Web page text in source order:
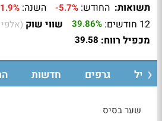
תשואות: החודש: -5.7% השנה:
12 חודשים: 39.86% שווי שוק
מכפיל רווח: 39.58
גרפים חדשות
שער בסיס